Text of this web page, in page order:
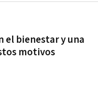
el bienestar y una
motivos